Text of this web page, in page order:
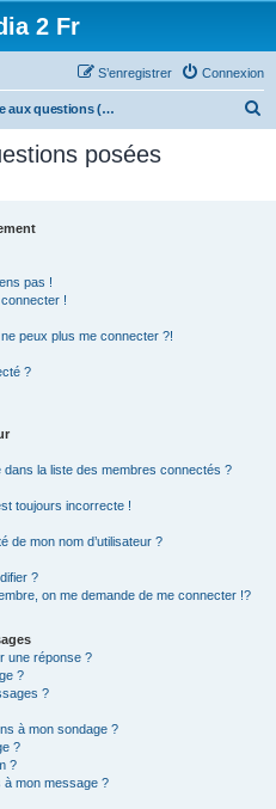
2 Fr
Connexion
S’enregistrer
Foire aux questions (Questions posées fréquemment)
posées
pas !
!
peux plus me connecter ?!
?
dans la liste des membres connectés ?
toujours incorrecte !
de mon nom d’utilisateur ?
?
on me demande de me connecter !?
une réponse ?
?
?
à mon sondage ?
?
?
à mon message ?